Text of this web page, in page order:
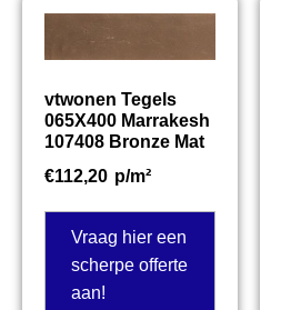
vtwonen Tegels
065X400 Marrakesh
107408 Bronze Mat
€112,20 p/m²
Vraag hier een
scherpe offerte
aan!